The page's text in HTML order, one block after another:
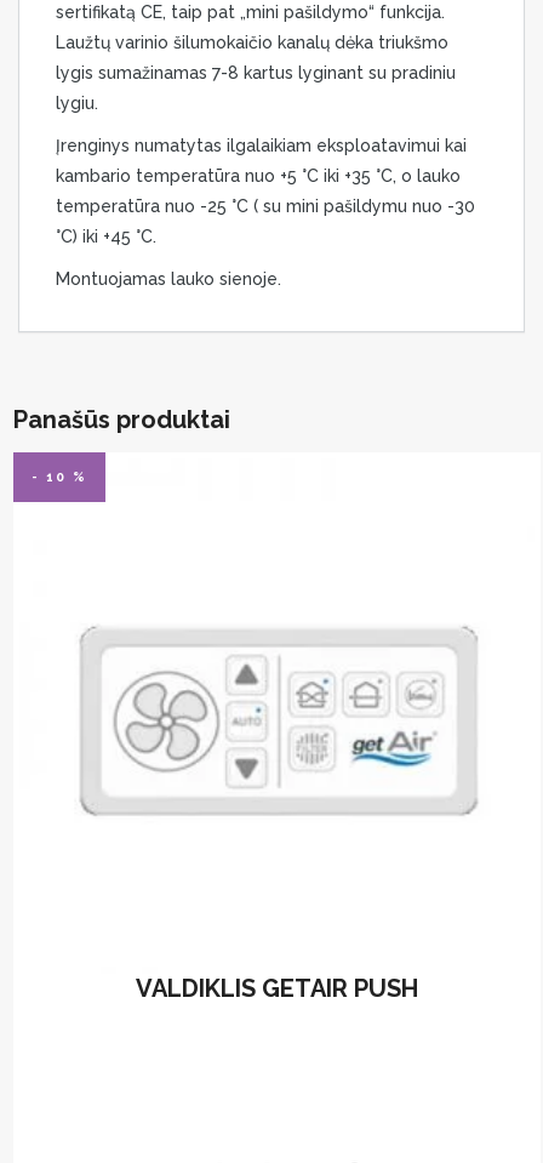
sertifikatą CE, taip pat „mini pašildymo“ funkcija.
Laužtų varinio šilumokaičio kanalų dėka triukšmo
lygis sumažinamas 7-8 kartus lyginant su pradiniu
lygiu.
Įrenginys numatytas ilgalaikiam eksploatavimui kai
kambario temperatūra nuo +5 °C iki +35 °C, o lauko
temperatūra nuo -25 °C ( su mini pašildymu nuo -30
°C) iki +45 °C.
Montuojamas lauko sienoje.
Panašūs produktai
- 10 %
VALDIKLIS GETAIR PUSH